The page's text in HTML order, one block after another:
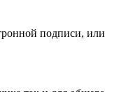
подписи, или